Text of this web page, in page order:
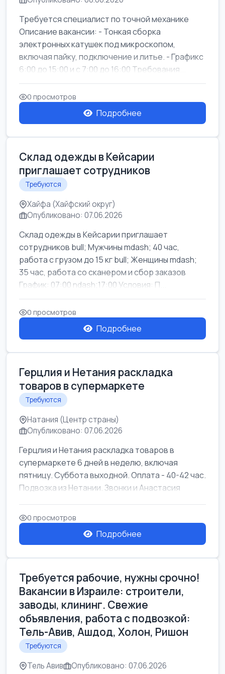
Требуется специалист по точной механике
Описание вакансии: - Тонкая сборка
электронных катушек под микроскопом,
включая пайку, подключение и литье. - Графикс
6:00 до 15:00 и с 7:00 до 16:00 Требования...
0 просмотров
Подробнее
Склад одежды в Кейсарии
приглашает сотрудников
Требуются
Хайфа (Хайфский округ)
Опубликовано: 07.06.2026
Склад одежды в Кейсарии приглашает
сотрудников bull; Мужчины mdash; 40 час,
работа с грузом до 15 кг bull; Женщины mdash;
35 час, работа со сканером и сбор заказов
График: 07:00 ndash;17:00 Условия: П...
0 просмотров
Подробнее
Герцлия и Нетания раскладка
товаров в супермаркете
Требуются
Натания (Центр страны)
Опубликовано: 07.06.2026
Герцлия и Нетания раскладка товаров в
супермаркете 6 дней в неделю, включая
пятницу. Суббота выходной. Оплата - 40-42 час.
Подвозка из Нетании. Звонки и Анастасия
0 просмотров
Подробнее
Требуется рабочие, нужны срочно!
Вакансии в Израиле: строители,
заводы, клининг. Свежие
объявления, работа с подвозкой:
Тель-Авив, Ашдод, Холон, Ришон
Требуются
Тель Авив Опубликовано: 07.06.2026